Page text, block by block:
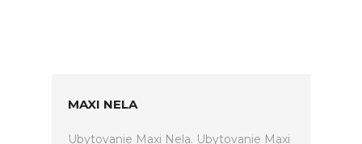
MAXI NELA
Ubytovanie Maxi Nela. Ubytovanie Maxi